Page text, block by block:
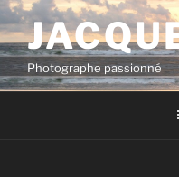
Aller
au
contenu
principalPhotographe passionné